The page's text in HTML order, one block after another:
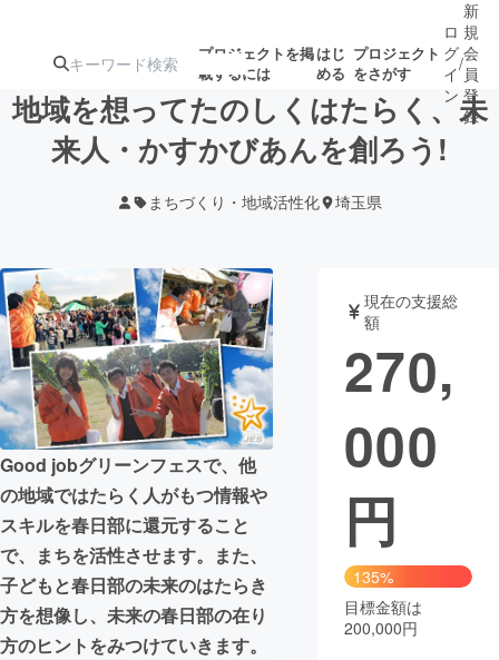
プロジェクトを掲
載するには
はじ
める
プロジェクト
をさがす
ターン
注目の新着プロ
ジェクト
募集終了が近いプ
ロジェクト
アート・写真 音楽
テクノロジー・ガジェット ゲーム・サ
映像・映画
ビジネス・起業
まちづくり・地域活性化
CAMPFIRE for Social Good
CAMPFIRE Creation
CAMPFIREふるさと納税
コミュニティ
ロ
グ
イ
ン
/
新
規
会
員
登
録
地域を想ってたのしくはたらく、未
来人・かすかびあんを創ろう!
まちづくり・地域活性化 埼玉県
Good jobグリーンフェスで、他
の地域ではたらく人がもつ情報や
スキルを春日部に還元すること
で、まちを活性させます。また、
子どもと春日部の未来のはたらき
方を想像し、未来の春日部の在り
方のヒントをみつけていきます。
現在の支援総
額
270,
000
円
135%
目標金額は
200,000円